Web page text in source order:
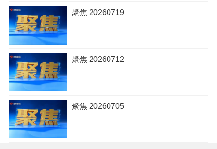
聚焦 20260719
聚焦 20260712
聚焦 20260705